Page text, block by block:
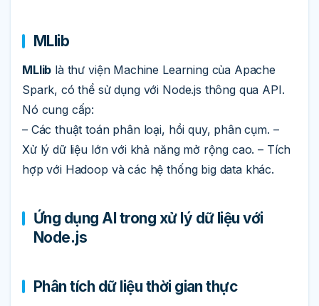
MLlib
MLlib là thư viện Machine Learning của Apache
Spark, có thể sử dụng với Node.js thông qua API.
Nó cung cấp:
– Các thuật toán phân loại, hồi quy, phân cụm. –
Xử lý dữ liệu lớn với khả năng mở rộng cao. – Tích
hợp với Hadoop và các hệ thống big data khác.
Ứng dụng AI trong xử lý dữ liệu với
Node.js
Phân tích dữ liệu thời gian thực